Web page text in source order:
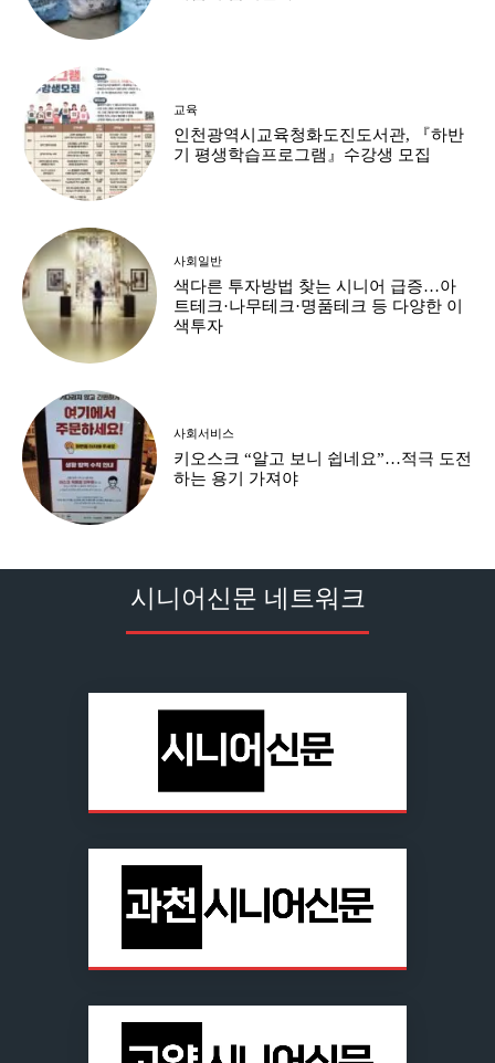
교육
인천광역시교육청화도진도서관, 『하반
기 평생학습프로그램』수강생 모집
사회일반
색다른 투자방법 찾는 시니어 급증…아
트테크·나무테크·명품테크 등 다양한 이
색투자
사회서비스
키오스크 “알고 보니 쉽네요”…적극 도전
하는 용기 가져야
시니어신문 네트워크